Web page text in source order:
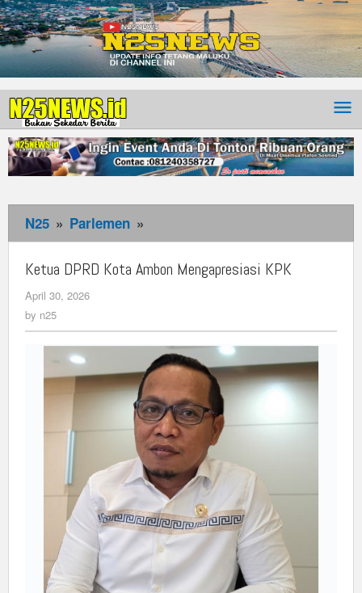
N25 » Parlemen »
DPRD
Kota
Ketua DPRD Kota Ambon Mengapresiasi KPK
April 30, 2026
by n25